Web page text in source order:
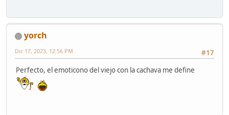
yorch
#17
Dic 17, 2023, 12:56 PM
Perfecto, el emoticono del viejo con la cachava me define